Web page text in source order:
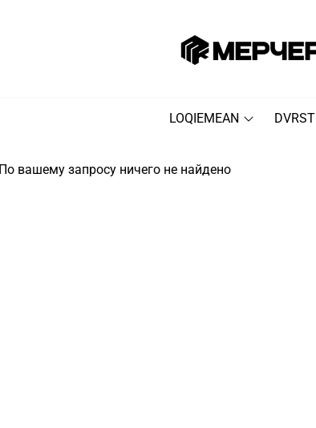
LOQIEMEAN DVRST
По вашему запросу ничего не найдено